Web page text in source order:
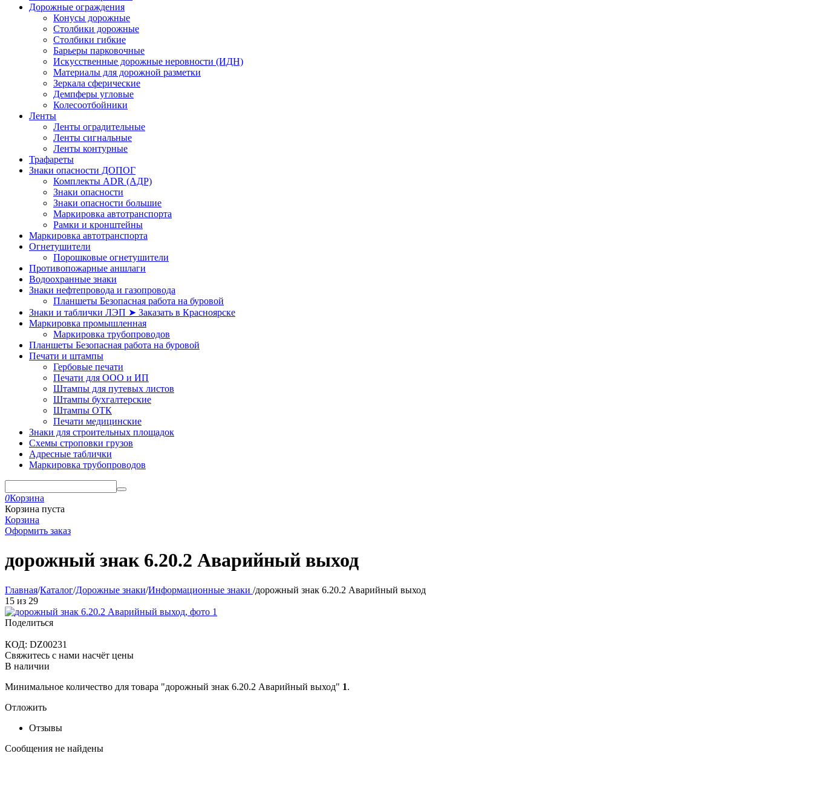
Дорожные ограждения
Конусы дорожные
Столбики дорожные
Столбики гибкие
Барьеры парковочные
Искусственные дорожные неровности (ИДН)
Материалы для дорожной разметки
Зеркала сферические
Демпферы угловые
Колесоотбойники
Ленты
Ленты оградительные
Ленты сигнальные
Ленты контурные
Трафареты
Знаки опасности ДОПОГ
Комплекты ADR (АДР)
Знаки опасности
Знаки опасности большие
Маркировка автотранспорта
Рамки и кронштейны
Маркировка автотранспорта
Огнетушители
Порошковые огнетушители
Противопожарные аншлаги
Водоохранные знаки
Знаки нефтепровода и газопровода
Планшеты Безопасная работа на буровой
Знаки и таблички ЛЭП ➤ Заказать в Красноярске
Маркировка промышленная
Маркировка трубопроводов
Планшеты Безопасная работа на буровой
Печати и штампы
Гербовые печати
Печати для ООО и ИП
Штампы для путевых листов
Штампы бухгалтерские
Штампы ОТК
Печати медицинские
Знаки для строительных площадок
Схемы строповки грузов
Адресные таблички
Маркировка трубопроводов
0Корзина
Корзина пуста
Корзина
Оформить заказ
дорожный знак 6.20.2 Аварийный выход
Главная/Каталог/Дорожные знаки/Информационные знаки /дорожный знак 6.20.2 Аварийный выход
15 из 29
Поделиться
КОД: DZ00231
Свяжитесь с нами насчёт цены
В наличии
Минимальное количество для товара "дорожный знак 6.20.2 Аварийный выход" 1.
Отложить
Отзывы
Сообщения не найдены